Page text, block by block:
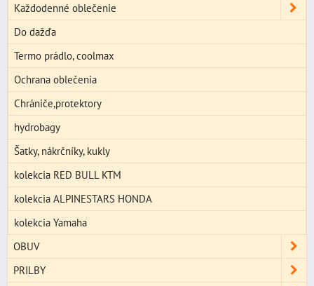
Každodenné oblečenie
Do dažďa
Termo prádlo, coolmax
Ochrana oblečenia
Chrániče,protektory
hydrobagy
Šatky, nákrčníky, kukly
kolekcia RED BULL KTM
kolekcia ALPINESTARS HONDA
kolekcia Yamaha
OBUV
PRILBY